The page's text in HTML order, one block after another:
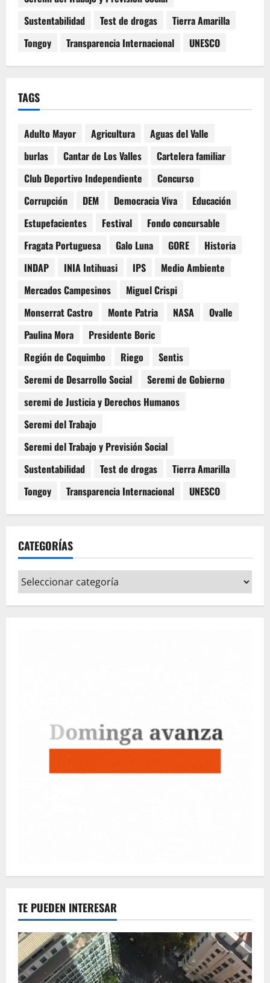
Sustentabilidad
Test de drogas
Tierra Amarilla
Tongoy
Transparencia Internacional UNESCO
TAGS
Adulto Mayor Agricultura
Aguas del Valle
burlas
Cantar de Los Valles
Cartelera familiar
Club Deportivo Independiente
Concurso
Corrupción
DEM Democracia Viva
Educación
Estupefacientes
Festival
Fondo concursable
Fragata Portuguesa
Galo Luna GORE
Historia
INDAP
INIA Intihuasi IPS
Medio Ambiente
Mercados Campesinos
Miguel Crispi
Monserrat Castro
Monte Patria NASA
Ovalle
Paulina Mora
Presidente Boric
Región de Coquimbo
Riego
Sentis
Seremi de Desarrollo Social
Seremi de Gobierno
seremi de Justicia y Derechos Humanos
Seremi del Trabajo
Seremi del Trabajo y Previsión Social
Sustentabilidad
Test de drogas
Tierra Amarilla
Tongoy
Transparencia Internacional UNESCO
CATEGORÍAS
Categorías
TE PUEDEN INTERESAR